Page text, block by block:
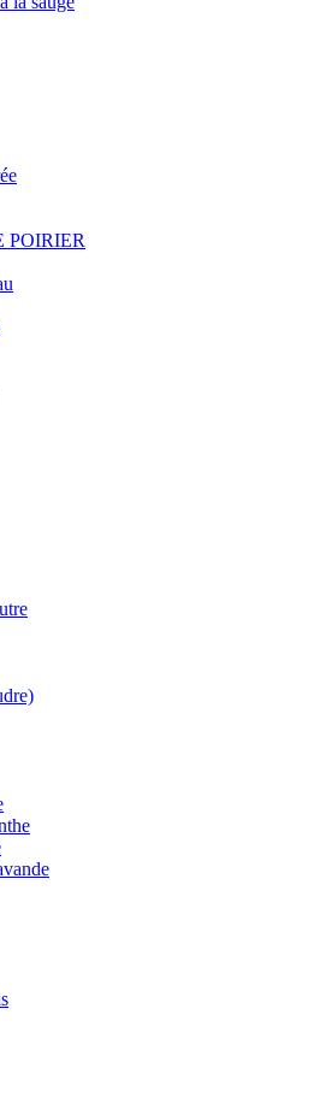
POIRIER